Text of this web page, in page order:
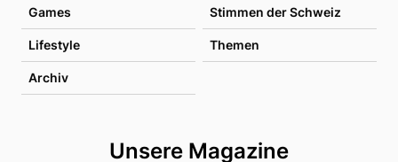
Games Stimmen der Schweiz
Lifestyle Themen
Archiv
Unsere Magazine